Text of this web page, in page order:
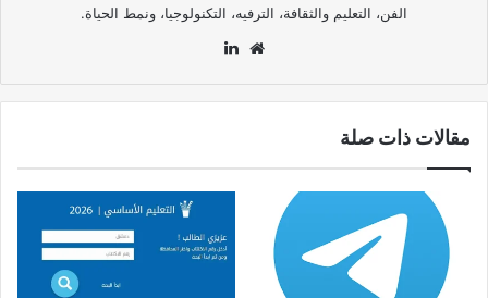
الفن، التعليم والثقافة، الترفيه، التكنولوجيا، ونمط الحياة.
موقع
مقالات ذات صلة